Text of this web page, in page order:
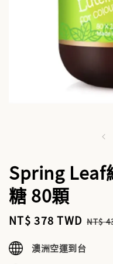
Spring Leaf
糖 80顆
Sale
NT$ 378 TWD NT$
澳洲空運到台